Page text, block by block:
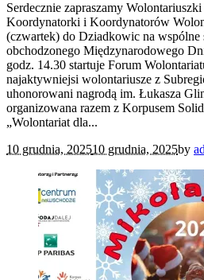
Serdecznie zapraszamy
Koordynatorki i Koordynatorów
(czwartek) do Dziadkowic na
obchodzonego Międzynarodowego
godz. 14.30 startuje Forum
najaktywniejsi wolontariusze z
uhonorowani nagrodą im. Łukasza
organizowana razem z Korpusem
„Wolontariat dla...
10 grudnia, 202510 grudnia, 2025by